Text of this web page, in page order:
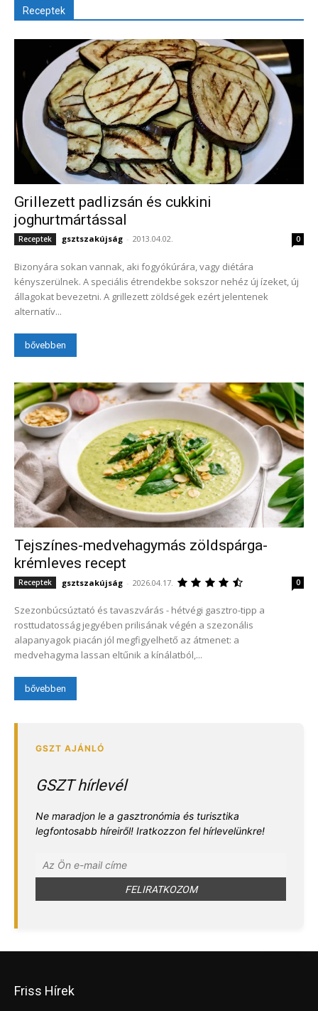
Receptek
Grillezett padlizsán és cukkini
joghurtmártással
Receptek gsztszakújság - 2013.04.02. 0
Bizonyára sokan vannak, aki fogyókúrára, vagy diétára
kényszerülnek. A speciális étrendekbe sokszor nehéz új ízeket, új
állagokat bevezetni. A grillezett zöldségek ezért jelentenek
alternatív...
bővebben
Tejszínes-medvehagymás zöldspárga-
krémleves recept
Receptek gsztszakújság - 2026.04.17. 0
Szezonbúcsúztató és tavaszvárás - hétvégi gasztro-tipp a
rosttudatosság jegyében prilisának végén a szezonális
alapanyagok piacán jól megfigyelhető az átmenet: a
medvehagyma lassan eltűnik a kínálatból,...
bővebben
GSZT hírlevél
Ne maradjon le a gasztronómia és turisztika
legfontosabb híreiről! Iratkozzon fel hírlevelünkre!
Friss Hírek